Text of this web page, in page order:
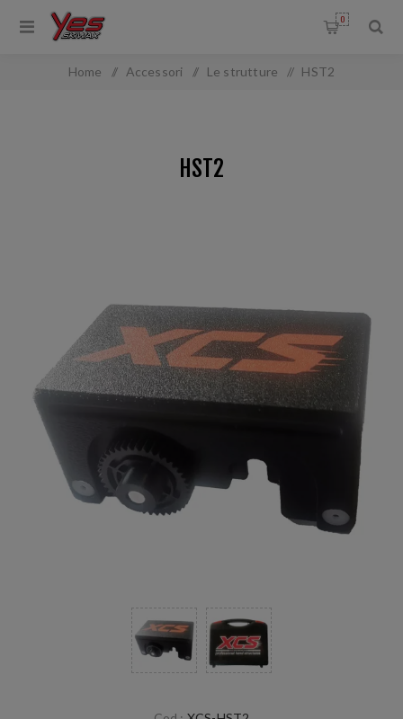
0
Home / Accessori / Le strutture / HST2
HST2